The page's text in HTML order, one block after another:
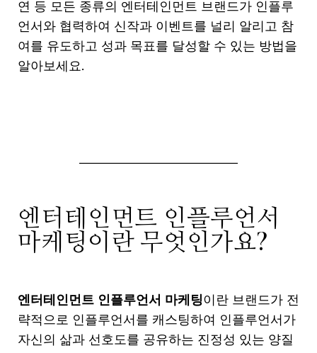
연 등 모든 종류의 엔터테인먼트 브랜드가 인플루
언서와 협력하여 신작과 이벤트를 널리 알리고 참
여를 유도하고 성과 목표를 달성할 수 있는 방법을
알아보세요.
엔터테인먼트 인플루언서
마케팅이란 무엇인가요?
엔터테인먼트 인플루언서 마케팅이란 브랜드가 전
략적으로 인플루언서를 캐스팅하여 인플루언서가
자신의 삶과 선호도를 공유하는 진정성 있는 양질